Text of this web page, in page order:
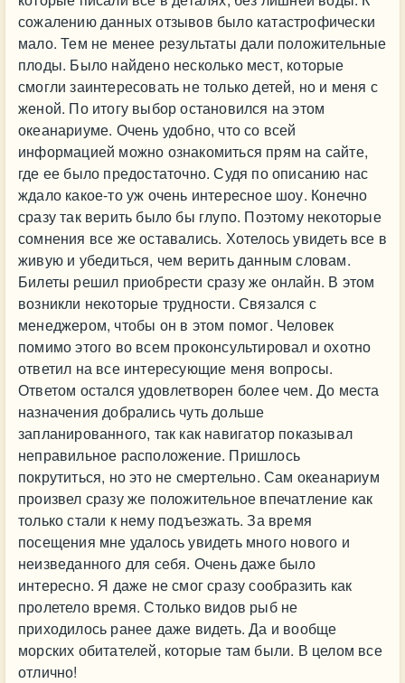
сожалению данных отзывов было катастрофически
мало. Тем не менее результаты дали положительные
плоды. Было найдено несколько мест, которые
смогли заинтересовать не только детей, но и меня с
женой. По итогу выбор остановился на этом
океанариуме. Очень удобно, что со всей
информацией можно ознакомиться прям на сайте,
где ее было предостаточно. Судя по описанию нас
ждало какое-то уж очень интересное шоу. Конечно
сразу так верить было бы глупо. Поэтому некоторые
сомнения все же оставались. Хотелось увидеть все в
живую и убедиться, чем верить данным словам.
Билеты решил приобрести сразу же онлайн. В этом
возникли некоторые трудности. Связался с
менеджером, чтобы он в этом помог. Человек
помимо этого во всем проконсультировал и охотно
ответил на все интересующие меня вопросы.
Ответом остался удовлетворен более чем. До места
назначения добрались чуть дольше
запланированного, так как навигатор показывал
неправильное расположение. Пришлось
покрутиться, но это не смертельно. Сам океанариум
произвел сразу же положительное впечатление как
только стали к нему подъезжать. За время
посещения мне удалось увидеть много нового и
неизведанного для себя. Очень даже было
интересно. Я даже не смог сразу сообразить как
пролетело время. Столько видов рыб не
приходилось ранее даже видеть. Да и вообще
морских обитателей, которые там были. В целом все
отлично!